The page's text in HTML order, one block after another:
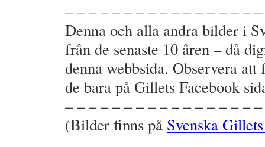
– – – – – – – – – – – – – – – –
Denna och alla andra bilder i
från de senaste 10 åren – då
denna webbsida. Observera
de bara på Gillets Facebook
– – – – – – – – – – – – – – – –
(Bilder finns på Svenska